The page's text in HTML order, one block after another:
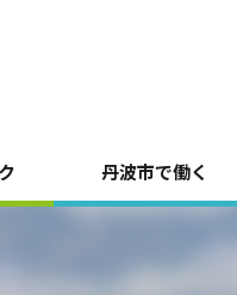
丹波市で働く